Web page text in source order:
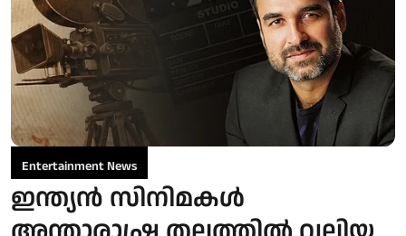
Entertainment News
ഇന്ത്യൻ സിനിമകൾ